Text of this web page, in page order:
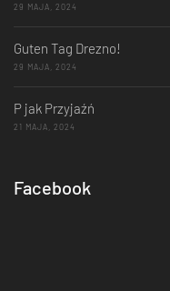
29 MAJA, 2024
Guten Tag Drezno!
29 MAJA, 2024
P jak Przyjaźń
21 MAJA, 2024
Facebook